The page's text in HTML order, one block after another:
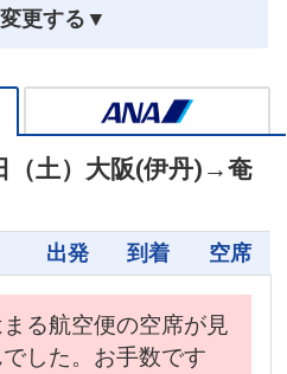
更する▼
土） 大阪(伊丹) →奄
出発 到着 空席
る航空便の空席が見
した。お手数です